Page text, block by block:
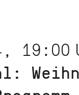
19:00